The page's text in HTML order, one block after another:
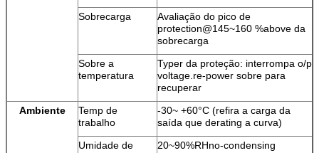
Sobrecarga
Avaliação do pico de
protection@145~160 %above da
sobrecarga
Sobre a
temperatura
Typer da proteção: interrompa o/p
voltage.re-power sobre para
recuperar
Ambiente
Temp de
trabalho
-30~ +60°C (refira a carga da
saída que derating a curva)
Umidade de
20~90%RHno-condensing